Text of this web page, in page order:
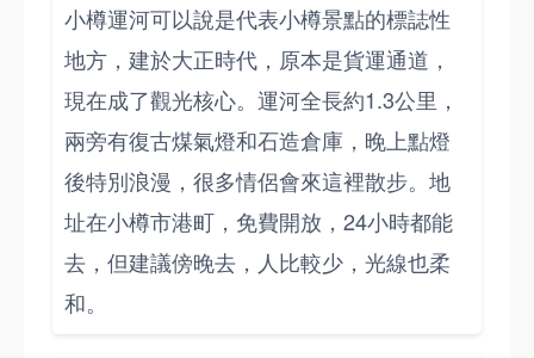
小樽運河可以說是代表小樽景點的標誌性
地方，建於大正時代，原本是貨運通道，
現在成了觀光核心。運河全長約1.3公里，
兩旁有復古煤氣燈和石造倉庫，晚上點燈
後特別浪漫，很多情侶會來這裡散步。地
址在小樽市港町，免費開放，24小時都能
去，但建議傍晚去，人比較少，光線也柔
和。